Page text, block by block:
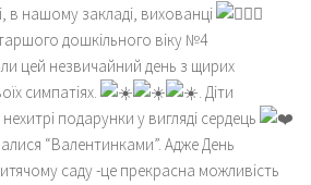
в нашому закладі, вихованці
дошкільного віку №4
цей незвичайний день з щирих
симпатіях.
. Діти
подарунки у вигляді сердець
“Валентинками”. Адже День
саду -це прекрасна можливість